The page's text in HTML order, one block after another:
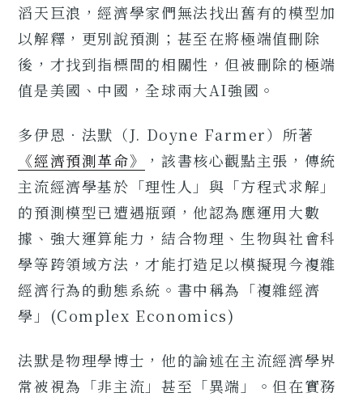
滔天巨浪，經濟學家們無法找出舊有的模型加
以解釋，更別說預測；甚至在將極端值刪除
後，才找到指標間的相關性，但被刪除的極端
值是美國、中國，全球兩大AI強國。
多伊恩．法默（J. Doyne Farmer）所著
《經濟預測革命》
，該書核心觀點主張，傳統
主流經濟學基於「理性人」與「方程式求解」
的預測模型已遭遇瓶頸，他認為應運用大數
據、強大運算能力，結合物理、生物與社會科
學等跨領域方法，才能打造足以模擬現今複雜
經濟行為的動態系統。書中稱為「複雜經濟
學」(Complex Economics)
法默是物理學博士，他的論述在主流經濟學界
常被視為「非主流」甚至「異端」。但在實務